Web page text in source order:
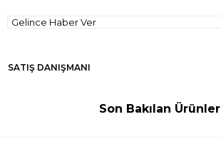
Gelince Haber Ver
SATIŞ DANIŞMANI
Son Bakılan Ürünler